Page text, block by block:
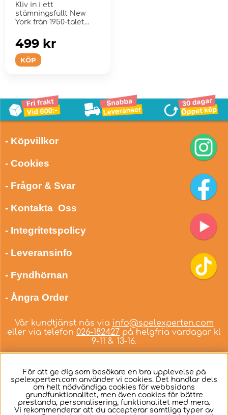
Kliv in i ett
stämningsfullt New
York från 1950-talet
Goodbye
KÖP
499 kr
- Köpvillkor
- Cookies
- Frågor & Svar
- Kontakta Oss
- Integritetspolicy
- Leveransinfo
- Fyndhörnan
- Ångra Order
Vår kundtjänst nås via info@spelexperten.com
eller via telefon 026-182427 på helgfria vardagar kl
9-11 & 13-16.
Svenska
För att ge dig som besökare en bra upplevelse på
spelexperten.com använder vi cookies. Det handlar dels
om helt nödvändiga cookies för webbsidans
grundfunktionalitet, men även cookies för bättre
prestanda, personalisering, funktionalitet med mera.
Vi rekommenderar att du accepterar samtliga typer av